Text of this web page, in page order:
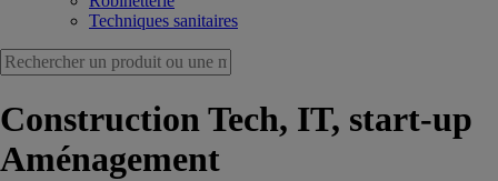
Techniques sanitaires
Construction Tech, IT, start-up
Aménagement